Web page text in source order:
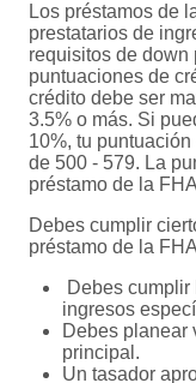
Los préstamos de
prestatarios de
requisitos de down
puntuaciones de
crédito debe ser
3.5% o más. Si
10%, tu
de 500 - 579. La
préstamo de la
Debes cumplir
préstamo de la
Debes
ingresos
Debes planear
principal.
Un tasador